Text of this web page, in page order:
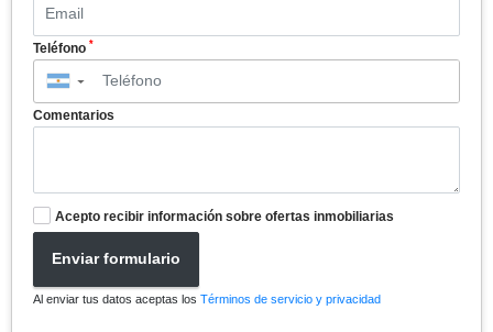
Teléfono *
▼
Comentarios
Acepto recibir información sobre ofertas inmobiliarias
Enviar formulario
Al enviar tus datos aceptas los Términos de servicio y privacidad